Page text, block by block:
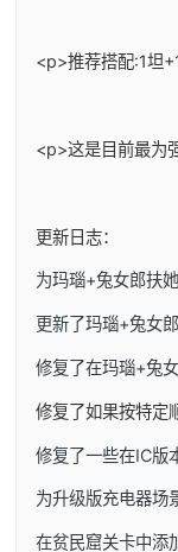
<p>推荐搭配:1坦
<p>这是目前最为
更新日志：
为玛瑙+兔女郎扶
更新了玛瑙+兔女
修复了在玛瑙+兔
修复了如果按特定
修复了一些在IC版
为升级版充电器场
在贫民窟关卡中添